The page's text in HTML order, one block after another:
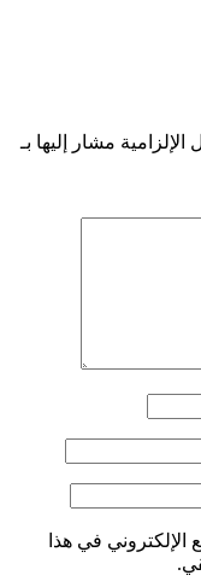
الإلزامية مشار إليها بـ
الإلكتروني في هذا